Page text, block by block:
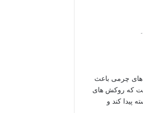
های چرمی باعث
که روکش های
پیدا کند و